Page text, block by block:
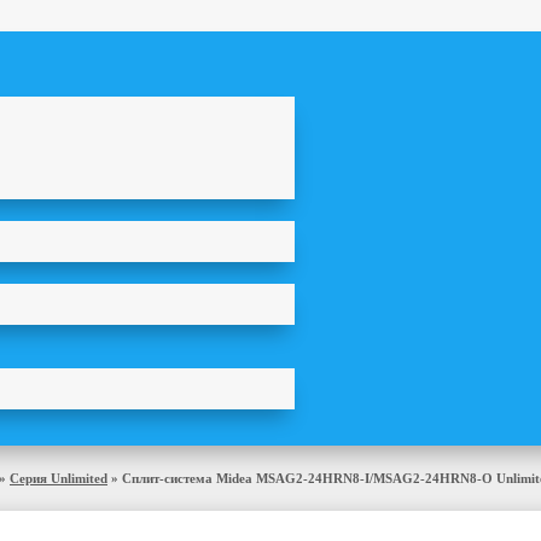
» Серия Unlimited » Сплит-система Midea MSAG2-24HRN8-I/MSAG2-24HRN8-O